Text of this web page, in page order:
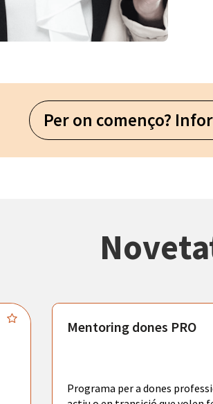
Per on començo?
Mentoring dones PRO
Programa per a dones